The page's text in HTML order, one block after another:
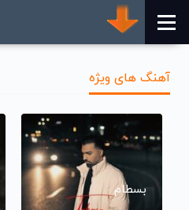
آهنگ های ویژه
بسطام